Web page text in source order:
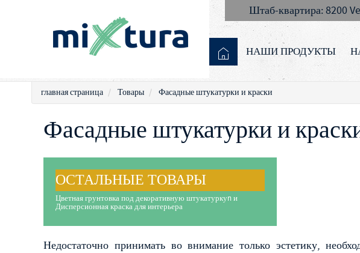
Штаб-квартира: 8200
НАШИ ПРОДУКТЫ
главная страница Товары Фасадные штукатурки и краски
Фасадные штукатурки и
ОСТАЛЬНЫЕ ТОВАРЫ
Цветная грунтовка под декоративную штукатуркуn и
Дисперсионная краска для интерьера
Недостаточно принимать во внимание только эстетику,